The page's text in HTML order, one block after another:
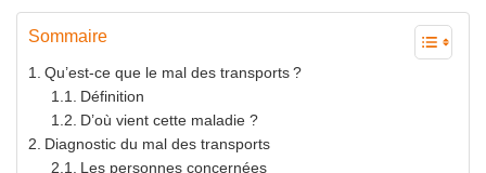
Sommaire
Qu’est-ce que le mal des transports ?
Définition
D’où vient cette maladie ?
Diagnostic du mal des transports
Les personnes concernées